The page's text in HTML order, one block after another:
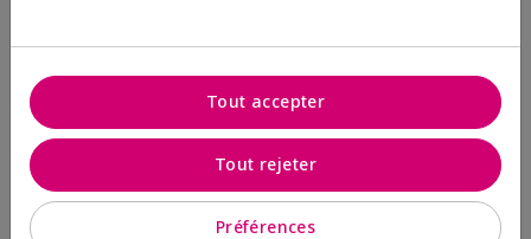
Ajouter au sac Ajouter au sac
Préférences
Tout rejeter
Tout accepter